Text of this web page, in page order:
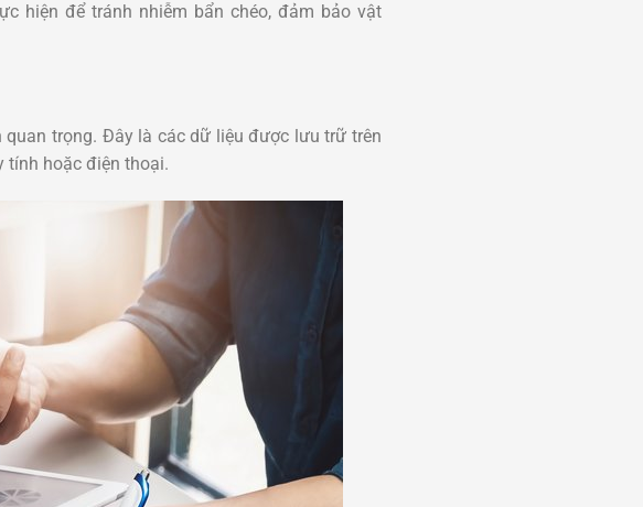
hiện để tránh nhiễm bẩn chéo, đảm bảo vật
trọng. Đây là các dữ liệu được lưu trữ trên
tính hoặc điện thoại.